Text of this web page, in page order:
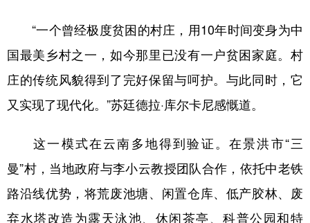
“一个曾经极度贫困的村庄，用10年时间变身为中
国最美乡村之一，如今那里已没有一户贫困家庭。村
庄的传统风貌得到了完好保留与呵护。与此同时，它
又实现了现代化。”苏廷德拉·库尔卡尼感慨道。
这一模式在云南多地得到验证。在景洪市“三
曼”村，当地政府与李小云教授团队合作，依托中老铁
路沿线优势，将荒废池塘、闲置仓库、低产胶林、废
弃水塔改造为露天泳池、休闲茶亭、科普公园和特